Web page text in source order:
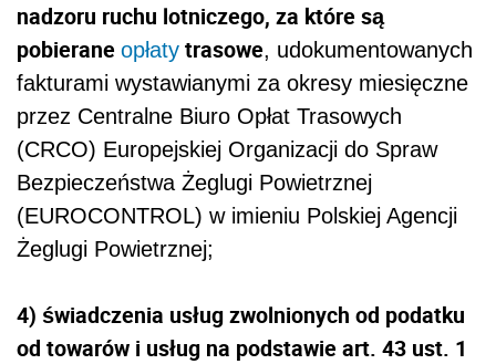
nadzoru ruchu lotniczego, za które są
pobierane opłaty trasowe, udokumentowanych
fakturami wystawianymi za okresy miesięczne
przez Centralne Biuro Opłat Trasowych
(CRCO) Europejskiej Organizacji do Spraw
Bezpieczeństwa Żeglugi Powietrznej
(EUROCONTROL) w imieniu Polskiej Agencji
Żeglugi Powietrznej;
4) świadczenia usług zwolnionych od podatku
od towarów i usług na podstawie art. 43 ust. 1